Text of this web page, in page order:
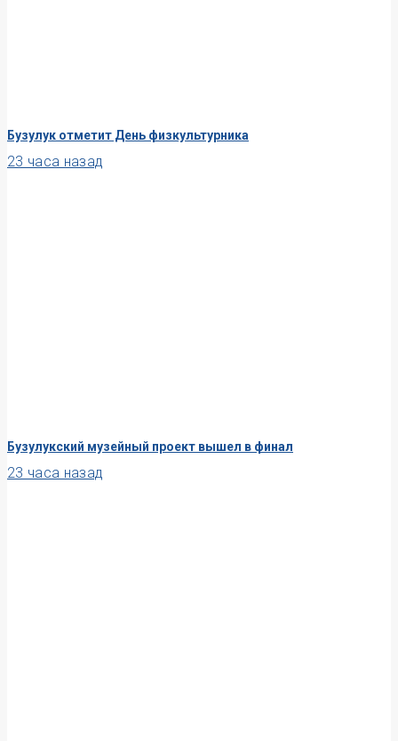
Бузулук отметит День физкультурника
23 часа назад
Бузулукский музейный проект вышел в финал
23 часа назад